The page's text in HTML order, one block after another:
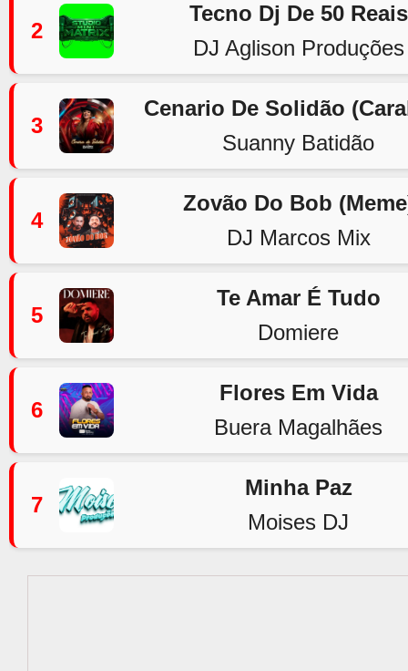
2
Tecno Dj De 50 Reais
DJ Aglison Produções
3
Cenario De Solidão
Suanny Batidão
4
Zovão Do Bob
DJ Marcos Mix
5
Te Amar É Tudo
Domiere
6
Flores Em Vida
Buera Magalhães
7
Minha Paz
Moises DJ